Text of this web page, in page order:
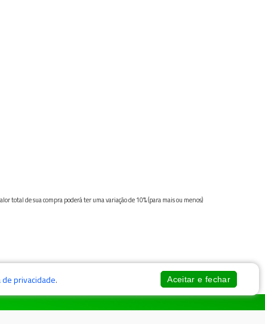
total de sua compra poderá ter uma variação de 10% (para mais ou menos)
de privacidade. Aceitar e fechar